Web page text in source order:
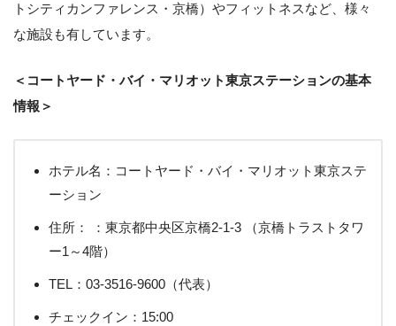
トシティカンファレンス・京橋）やフィットネスなど、様々
な施設も有しています。
＜コートヤード・バイ・マリオット東京ステーションの基本
情報＞
ホテル名：コートヤード・バイ・マリオット東京ステ
ーション
住所： ：東京都中央区京橋2-1-3 （京橋トラストタワ
ー1～4階）
TEL：03-3516-9600（代表）
チェックイン：15:00